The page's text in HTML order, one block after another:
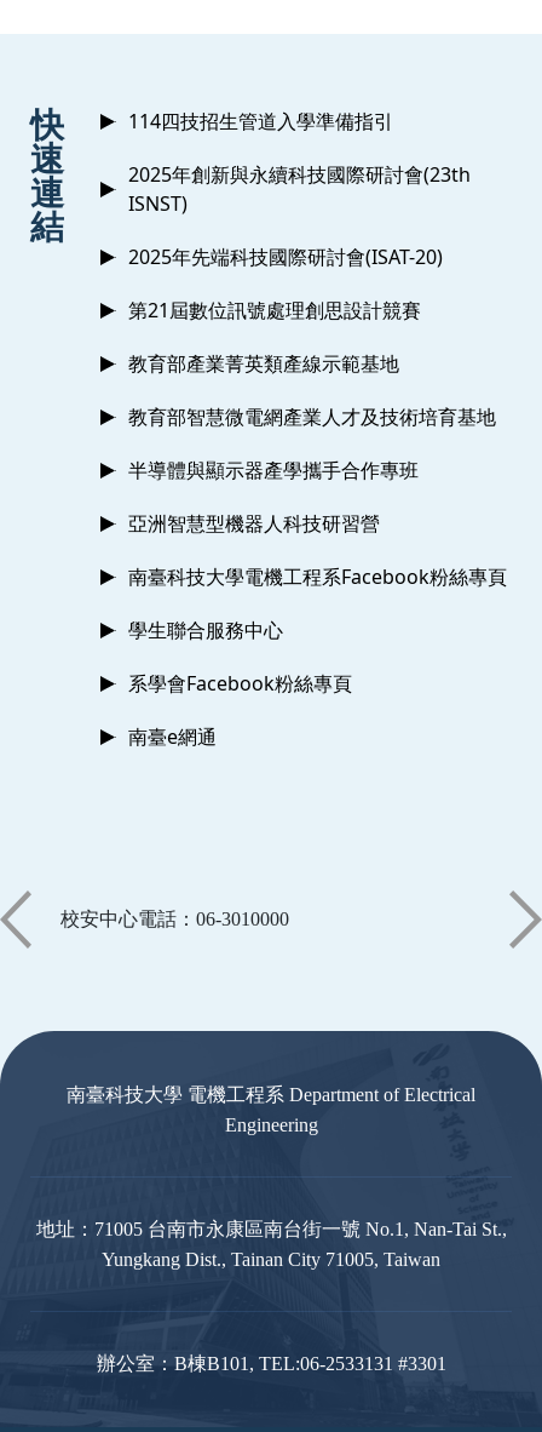
快
速
連
結
114四技招生管道入學準備指引
2025年創新與永續科技國際研討會(23th
ISNST)
2025年先端科技國際研討會(ISAT-20)
第21屆數位訊號處理創思設計競賽
教育部產業菁英類產線示範基地
教育部智慧微電網產業人才及技術培育基地
半導體與顯示器產學攜手合作專班
亞洲智慧型機器人科技研習營
南臺科技大學電機工程系Facebook粉絲專頁
學生聯合服務中心
系學會Facebook粉絲專頁
南臺e網通
校安中心電話：06-3010000
南臺科技大學 電機工程系 Department of Electrical
Engineering
地址：71005 台南市永康區南台街一號 No.1, Nan-Tai St.,
Yungkang Dist., Tainan City 71005, Taiwan
辦公室：B棟B101, TEL:06-2533131 #3301